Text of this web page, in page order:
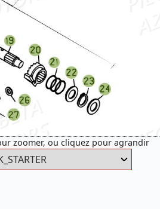
zoomer, ou cliquez pour agrandir